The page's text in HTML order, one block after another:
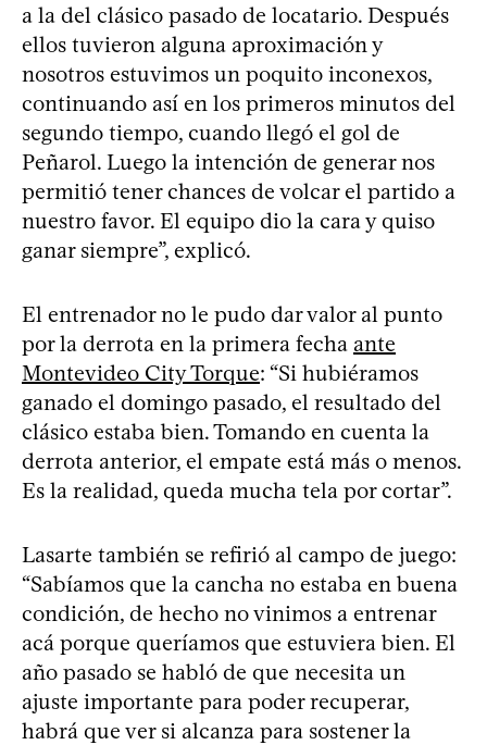
a la del clásico pasado de locatario. Después
ellos tuvieron alguna aproximación y
nosotros estuvimos un poquito inconexos,
continuando así en los primeros minutos del
segundo tiempo, cuando llegó el gol de
Peñarol. Luego la intención de generar nos
permitió tener chances de volcar el partido a
nuestro favor. El equipo dio la cara y quiso
ganar siempre”, explicó.
El entrenador no le pudo dar valor al punto
por la derrota en la primera fecha ante
Montevideo City Torque: “Si hubiéramos
ganado el domingo pasado, el resultado del
clásico estaba bien. Tomando en cuenta la
derrota anterior, el empate está más o menos.
Es la realidad, queda mucha tela por cortar”.
Lasarte también se refirió al campo de juego:
“Sabíamos que la cancha no estaba en buena
condición, de hecho no vinimos a entrenar
acá porque queríamos que estuviera bien. El
año pasado se habló de que necesita un
ajuste importante para poder recuperar,
habrá que ver si alcanza para sostener la